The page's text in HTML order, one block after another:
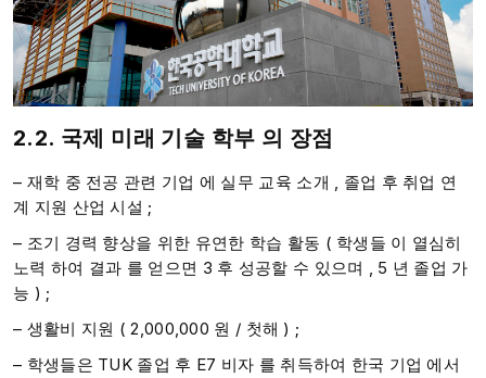
2.2. 국제 미래 기술 학부 의 장점
– 재학 중 전공 관련 기업 에 실무 교육 소개 , 졸업 후 취업 연
계 지원 ​산업 시설 ;​​
– 조기 경력 향상을 위한 유연한 학습 활동 ( 학생들 이 열심히
노력 하여 결과 를 얻으면 3 후 성공할 수 있으며 , 5 년 졸업 가
능 ) ;
– 생활비 지원 ( 2,000,000 원 / 첫해 ) ;​​​​​
– 학생들은 TUK 졸업 후 E7 비자 를 취득하여 한국 기업 에서